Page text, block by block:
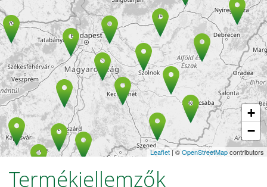
+
−
Leaflet | ©OpenStreetMapcontributors
Termékjellemzők